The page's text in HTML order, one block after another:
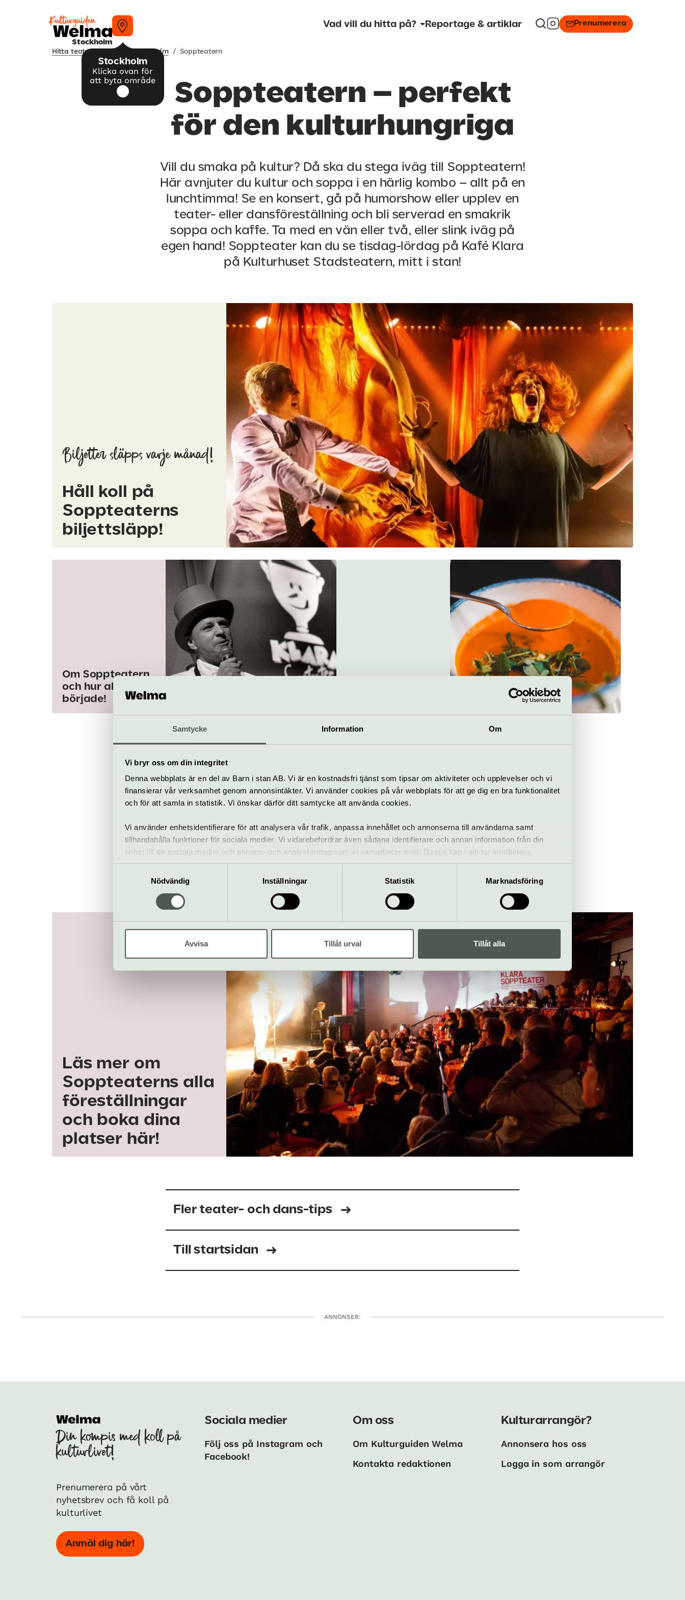
Samtycke Information Om
Vi bryr oss om din integritet
Denna webbplats är en del av Barn i stan AB. Vi är en kostnadsfri tjänst som tipsar om aktiviteter och upplevelser och vi
finansierar vår verksamhet genom annonsintäkter. Vi använder cookies på vår webbplats för att ge dig en bra funktionalitet
och för att samla in statistik. Vi önskar därför ditt samtycke att använda cookies.
Vi använder enhetsidentifierare för att analysera vår trafik, anpassa innehållet och annonserna till användarna samt
tillhandahålla funktioner för sociala medier. Vi vidarebefordrar även sådana identifierare och annan information från din
enhet till de sociala medier och annons- och analysföretag som vi samarbetar med. Dessa kan i sin tur kombinera
informationen med annan information som du har tillhandahållit eller som de har samlat in när du har använt deras tjänster.
Nödvändig
Inställningar Statistik Marknadsföring
Avvisa Tillåt urval Tillåt alla
Stockholm
Stockholm
Klicka ovan för
att byta område
Vad vill du hitta på? Reportage & artiklar Prenumerera
Hitta teater och dans i Stockholm / Soppteatern
Soppteatern – perfekt
för den kulturhungriga
Vill du smaka på kultur? Då ska du stega iväg till Soppteatern!
Här avnjuter du kultur och soppa i en härlig kombo – allt på en
lunchtimma! Se en konsert, gå på humorshow eller upplev en
teater- eller dansföreställning och bli serverad en smakrik
soppa och kaffe. Ta med en vän eller två, eller slink iväg på
egen hand! Soppteater kan du se tisdag-lördag på Kafé Klara
på Kulturhuset Stadsteatern, mitt i stan!
Biljetter släpps varje månad!
Håll koll på
Soppteaterns
biljettsläpp!
Om Soppteatern
och hur allt
började!
Psst! Utvalda föreställningar
spelas på eftermiddagar och
kvällar med Afternoon Tea-
upplägg /Welma
Läs mer om
Soppteaterns alla
föreställningar
och boka dina
platser här!
Fler teater- och dans-tips
Till startsidan
ANNONSER:
Din kompis med koll på
kulturlivet!
Prenumerera på vårt
nyhetsbrev och få koll på
kulturlivet
Anmäl dig här!
Sociala medier
Följ oss på Instagram och
Facebook!
Om oss
Om Kulturguiden Welma
Kontakta redaktionen
Kulturarrangör?
Annonsera hos oss
Logga in som arrangör